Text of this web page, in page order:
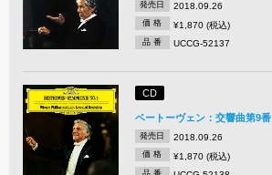
発売日 2018.09.26
価 格 ¥1,870 (税込)
品 番 UCCG-52137
CD
ベートーヴェン：交響曲第9
発売日 2018.09.26
価 格 ¥1,870 (税込)
品 番